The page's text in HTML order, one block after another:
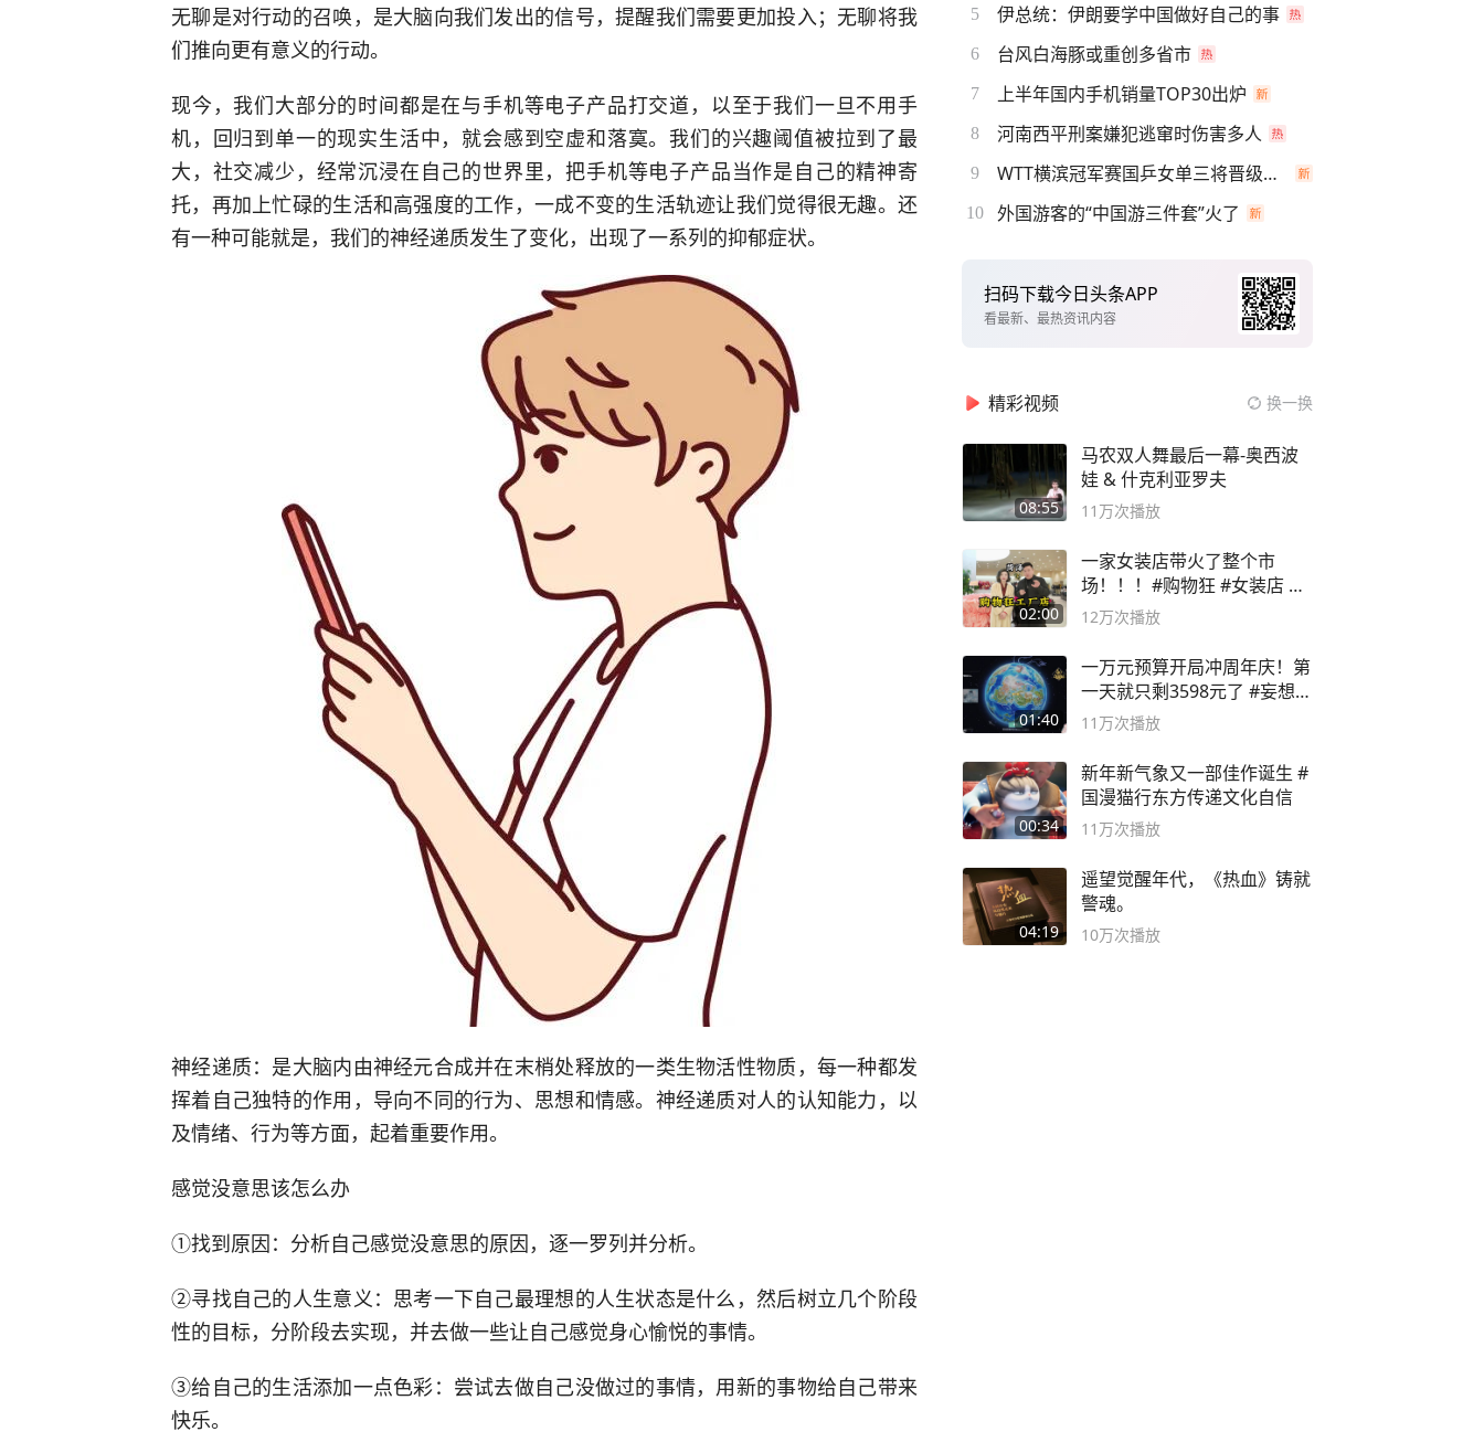
无聊是对行动的召唤，是大脑向我们发出的信号，提醒我们需要更加投入；无聊将我
们推向更有意义的行动。
现今，我们大部分的时间都是在与手机等电子产品打交道，以至于我们一旦不用手
机，回归到单一的现实生活中，就会感到空虚和落寞。我们的兴趣阈值被拉到了最
大，社交减少，经常沉浸在自己的世界里，把手机等电子产品当作是自己的精神寄
托，再加上忙碌的生活和高强度的工作，一成不变的生活轨迹让我们觉得很无趣。还
有一种可能就是，我们的神经递质发生了变化，出现了一系列的抑郁症状。
神经递质：是大脑内由神经元合成并在末梢处释放的一类生物活性物质，每一种都发
挥着自己独特的作用，导向不同的行为、思想和情感。神经递质对人的认知能力，以
及情绪、行为等方面，起着重要作用。
感觉没意思该怎么办
①找到原因：分析自己感觉没意思的原因，逐一罗列并分析。
②寻找自己的人生意义：思考一下自己最理想的人生状态是什么，然后树立几个阶段
性的目标，分阶段去实现，并去做一些让自己感觉身心愉悦的事情。
③给自己的生活添加一点色彩：尝试去做自己没做过的事情，用新的事物给自己带来
快乐。
5 伊总统：伊朗要学中国做好自己的事
6 台风白海豚或重创多省市
7 上半年国内手机销量TOP30出炉
8 河南西平刑案嫌犯逃窜时伤害多人
9 WTT横滨冠军赛国乒女单三将晋级四强
10 外国游客的“中国游三件套”火了
扫码下载今日头条APP
看最新、最热资讯内容
精彩视频 换一换
08:55
马农双人舞最后一幕-奥西波
娃 & 什克利亚罗夫
11万次播放
02:00
一家女装店带火了整个市
场！！！#购物狂 #女装店 #
高品质女装
12万次播放
01:40
一万元预算开局冲周年庆！第
一天就只剩3598元了 #妄想山
海
11万次播放
00:34
新年新气象又一部佳作诞生 #
国漫猫行东方传递文化自信
11万次播放
04:19
遥望觉醒年代，《热血》铸就
警魂。
10万次播放